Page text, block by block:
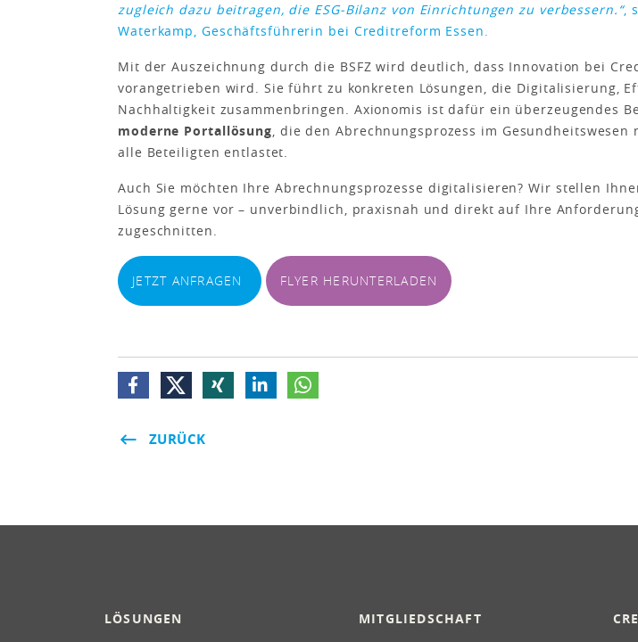
zugleich dazu beitragen, die ESG-Bilanz von Einrichtungen zu verbessern.“,
Waterkamp, Geschäftsführerin bei Creditreform Essen.
Mit der Auszeichnung durch die BSFZ wird deutlich, dass Innovation bei
vorangetrieben wird. Sie führt zu konkreten Lösungen, die Digitalisierung,
Nachhaltigkeit zusammenbringen. Axionomis ist dafür ein überzeugendes
moderne Portallösung, die den Abrechnungsprozess im Gesundheitswesen
alle Beteiligten entlastet.
Auch Sie möchten Ihre Abrechnungsprozesse digitalisieren? Wir stellen
Lösung gerne vor – unverbindlich, praxisnah und direkt auf Ihre
zugeschnitten.
JETZT ANFRAGEN FLYER HERUNTERLADEN
ZURÜCK
LÖSUNGEN MITGLIEDSCHAFT